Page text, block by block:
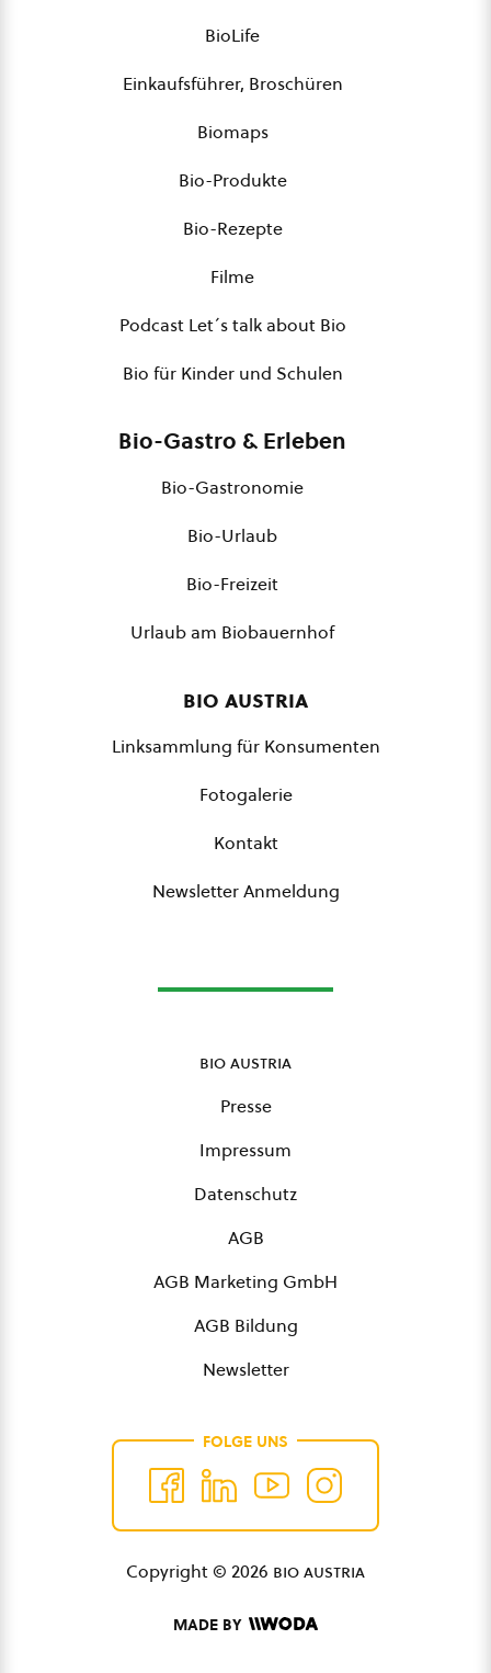
BioLife
Einkaufsführer, Broschüren
Biomaps
Bio-Produkte
Bio-Rezepte
Filme
Podcast Let´s talk about Bio
Bio für Kinder und Schulen
Bio-Gastro & Erleben
Bio-Gastronomie
Bio-Urlaub
Bio-Freizeit
Urlaub am Biobauernhof
bio austria
Linksammlung für Konsumenten
Fotogalerie
Kontakt
Newsletter Anmeldung
bio austria
Presse
Impressum
Datenschutz
AGB
AGB Marketing GmbH
AGB Bildung
Newsletter
FOLGE UNS
Copyright © 2026 bio austria
MADE BY